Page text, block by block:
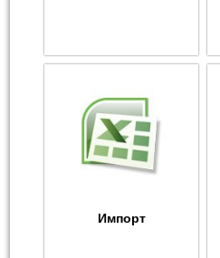
Импорт